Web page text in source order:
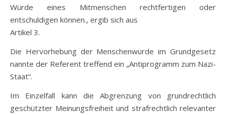
Würde eines Mitmenschen rechtfertigen oder
entschuldigen können., ergib sich aus
Artikel 3.
Die Hervorhebung der Menschenwürde im Grundgesetz
nannte der Referent treffend ein „Antiprogramm zum Nazi-
Staat“.
Im Einzelfall kann die Abgrenzung von grundrechtlich
geschützter Meinungsfreiheit und strafrechtlich relevanter